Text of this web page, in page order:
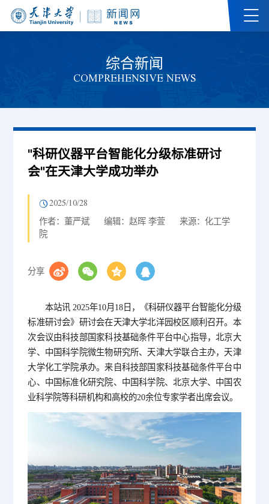
综合新闻
COMPREHENSIVE NEWS
"科研仪器平台智能化分级标准研讨
会"在天津大学成功举办
2025/10/28
作者：董严斌 编辑：赵晖 李萱
来源：化工学
院
分享
本站讯 2025年10月18日，《科研仪器平台智能化分级
标准研讨会》研讨会在天津大学北洋园校区顺利召开。本
次会议由科技部国家科技基础条件平台中心指导，北京大
学、中国科学院微生物研究所、天津大学联合主办，天津
大学化工学院承办。来自科技部国家科技基础条件平台中
心、中国标准化研究院、中国科学院、北京大学、中国农
业科学院等科研机构和高校的20余位专家学者出席会议。